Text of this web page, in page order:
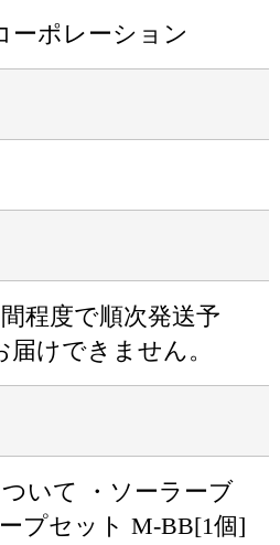
ーポレーション
程度で順次発送予
けできません。
いて ・ソーラーブ
プセット M-BB[1個]